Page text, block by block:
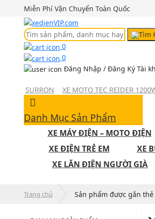
Miễn Phí Vận Chuyển Toàn Quốc
Tìm
0
0
Đăng Nhập / Đăng Ký Tài
SURRON
XE MOTO TEC REIDER
Danh Mục Sản Phẩm
XE MÁY ĐIỆN – MOTO ĐIỆN
XE ĐIỆN TRẺ EM
XE
XE LĂN ĐIỆN NGƯỜI GIÀ
Trang chủ Sản phẩm được gắn thẻ